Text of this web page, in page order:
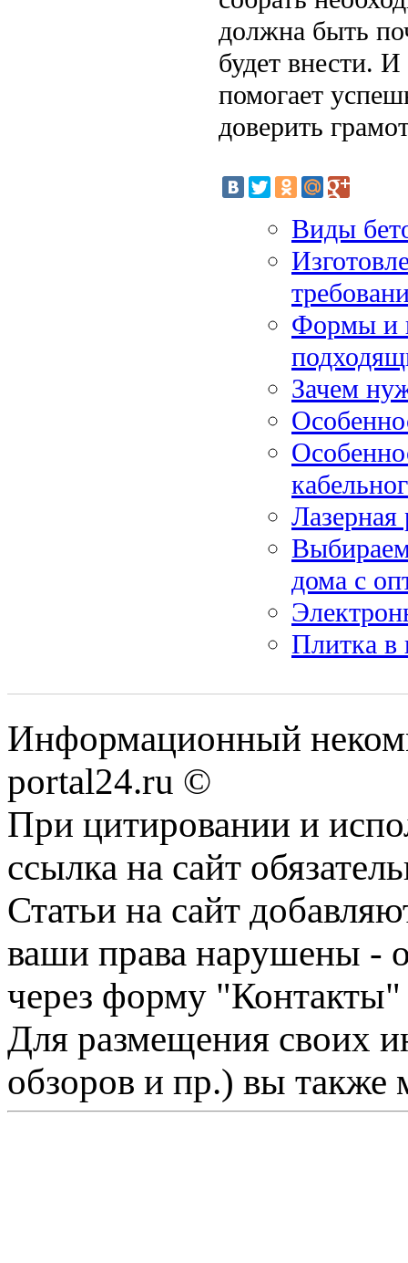
должна быть
будет внести.
помогает
доверить
Виды
Формы и
Зачем
Лазерная
дома с
Плитка в
Информационный
portal24.ru ©
При цитировании и
ссылка на сайт
Статьи на сайт
ваши права нарушены -
через форму "Контакты"
Для размещения своих
обзоров и пр.) вы также